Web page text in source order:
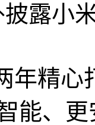
露小
年精
能、